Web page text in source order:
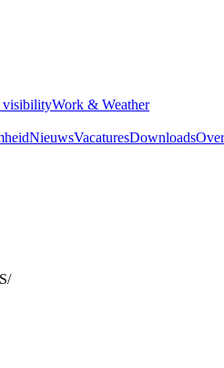
visibilityWork & Weather
NieuwsVacaturesDownloadsOver
/